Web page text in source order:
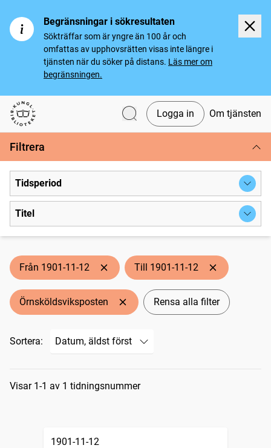
Begränsningar i sökresultaten
Sökträffar som är yngre än 100 år och
omfattas av upphovsrätten visas inte längre i
tjänsten när du söker på distans. Läs mer om
begränsningen.
Svenska tidningar
Logga in Om tjänsten
Filtrera
Tidsperiod
Titel
Från 1901-11-12 Till 1901-11-12
Örnsköldsviksposten Rensa alla filter
Sortera:
Sökresultat
Visar 1-1 av 1 tidningsnummer
1901-11-12